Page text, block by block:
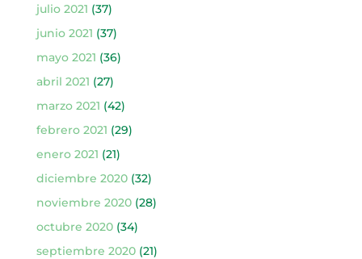
julio 2021 (37)
junio 2021 (37)
mayo 2021 (36)
abril 2021 (27)
marzo 2021 (42)
febrero 2021 (29)
enero 2021 (21)
diciembre 2020(32)
noviembre 2020(28)
octubre 2020(34)
septiembre 2020(21)